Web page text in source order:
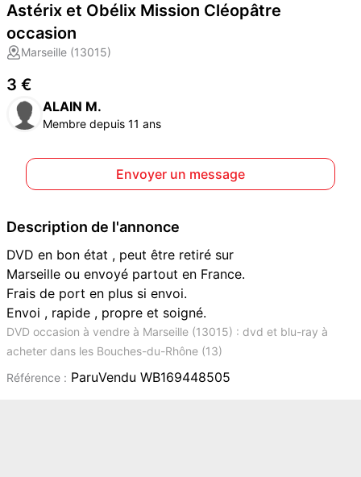
Astérix et Obélix Mission Cléopâtre
occasion
Marseille (13015)
3 €
ALAIN M.
Membre depuis 11 ans
Envoyer un message
Description de l'annonce
DVD en bon état , peut être retiré sur
Marseille ou envoyé partout en France.
Frais de port en plus si envoi.
Envoi , rapide , propre et soigné.
DVD occasion à vendre à Marseille (13015) : dvd et blu-ray à
acheter dans les Bouches-du-Rhône (13)
Référence : ParuVendu WB169448505